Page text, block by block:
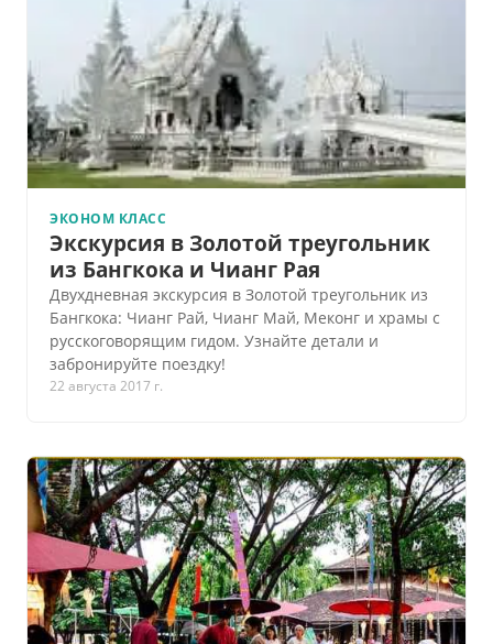
ЭКОНОМ КЛАСС
Экскурсия в Золотой треугольник
из Бангкока и Чианг Рая
Двухдневная экскурсия в Золотой треугольник из
Бангкока: Чианг Рай, Чианг Май, Меконг и храмы с
русскоговорящим гидом. Узнайте детали и
забронируйте поездку!
22 августа 2017 г.